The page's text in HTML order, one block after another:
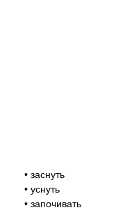
• заснуть
• уснуть
• започивать